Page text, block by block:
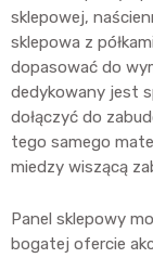
sklepowej,
sklepowa z
dopasować do
dedykowany jest
dołączyć do
tego samego
miedzy wiszącą
Panel sklepowy
bogatej ofercie